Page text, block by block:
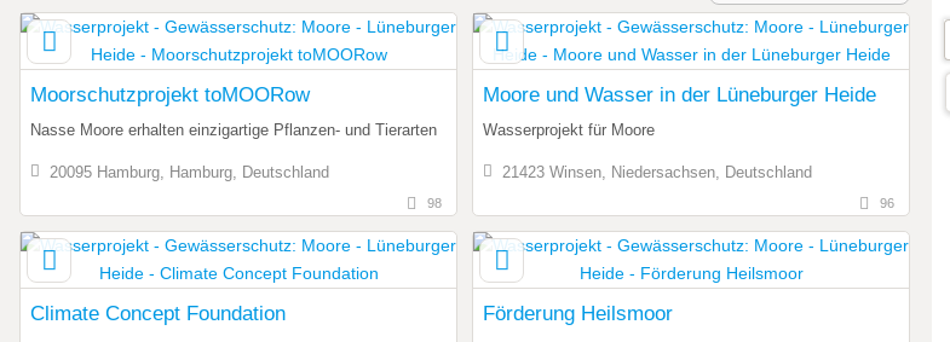
Moorschutzprojekt toMOORow
Nasse Moore erhalten einzigartige Pflanzen- und Tierarten
20095 Hamburg, Hamburg, Deutschland
98
Moore und Wasser in der Lüneburger Heide
Wasserprojekt für Moore
21423 Winsen, Niedersachsen, Deutschland
96
Climate Concept Foundation Förderung Heilsmoor